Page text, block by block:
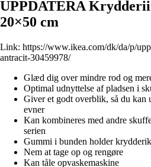
UPPDATERA
20×50 cm
Link: https://www.ikea.com/dk/da/p/
antracit-30459978/
Glæd dig over mindre rod og
Optimal udnyttelse af pladsen i
Giver et godt overblik, så du kan
evner
Kan kombineres med andre
serien
Gummi i bunden holder
Nem at tage op og rengøre
Kan tåle opvaskemaskine